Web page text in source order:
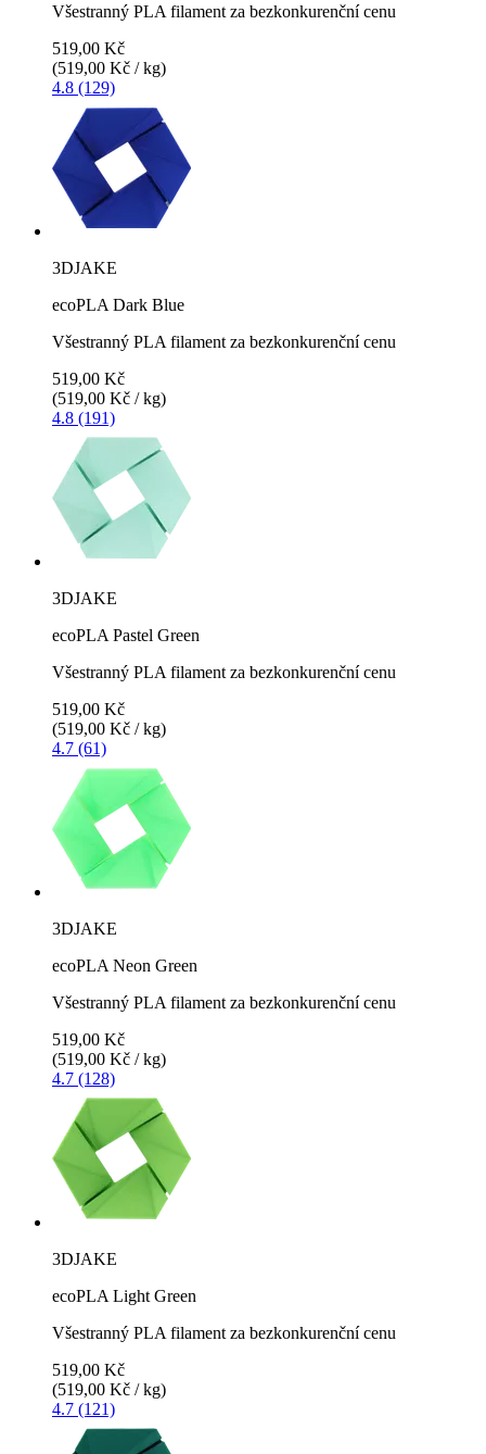
Všestranný PLA filament za bezkonkurenční cenu
519,00 Kč
(519,00 Kč / kg)
4.8 (129)
3DJAKE
ecoPLA Dark Blue
Všestranný PLA filament za bezkonkurenční cenu
519,00 Kč
(519,00 Kč / kg)
4.8 (191)
3DJAKE
ecoPLA Pastel Green
Všestranný PLA filament za bezkonkurenční cenu
519,00 Kč
(519,00 Kč / kg)
4.7 (61)
3DJAKE
ecoPLA Neon Green
Všestranný PLA filament za bezkonkurenční cenu
519,00 Kč
(519,00 Kč / kg)
4.7 (128)
3DJAKE
ecoPLA Light Green
Všestranný PLA filament za bezkonkurenční cenu
519,00 Kč
(519,00 Kč / kg)
4.7 (121)